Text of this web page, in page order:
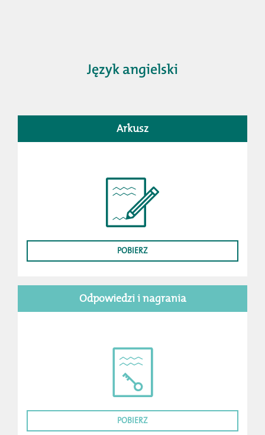
Język angielski
Arkusz
POBIERZ
Odpowiedzi i nagrania
POBIERZ